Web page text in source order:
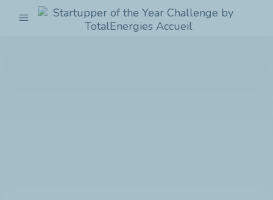
menu
Startupper